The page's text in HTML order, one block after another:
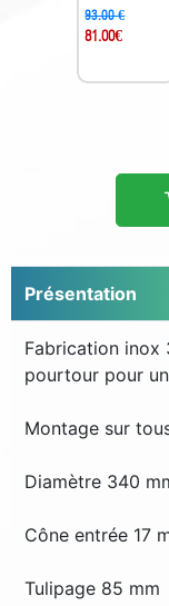
93.00 €
81.00€
Présentation
Fabrication inox
pourtour pour
Montage sur
Diamètre 340
Cône entrée 17
Tulipage 85 mm